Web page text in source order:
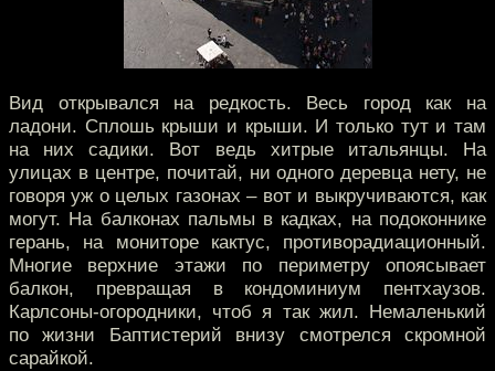
Вид открывался на редкость. Весь город как на
ладони. Сплошь крыши и крыши. И только тут и там
на них садики. Вот ведь хитрые итальянцы. На
улицах в центре, почитай, ни одного деревца нету, не
говоря уж о целых газонах – вот и выкручиваются, как
могут. На балконах пальмы в кадках, на подоконнике
герань, на мониторе кактус, противорадиационный.
Многие верхние этажи по периметру опоясывает
балкон, превращая в кондоминиум пентхаузов.
Карлсоны-огородники, чтоб я так жил. Немаленький
по жизни Баптистерий внизу смотрелся скромной
сарайкой.